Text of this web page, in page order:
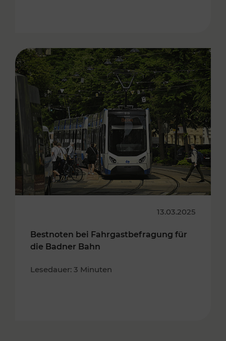
13.03.2025
Bestnoten bei Fahrgastbefragung für
die Badner Bahn
Lesedauer: 3 Minuten